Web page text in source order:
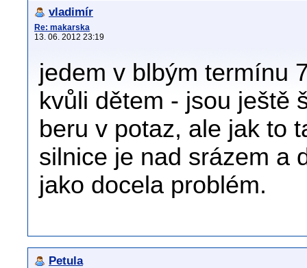
vladimír
Re: makarska
13. 06. 2012 23:19
jedem v blbým termínu
kvůli dětem - jsou ještě
beru v potaz, ale jak to
silnice je nad srázem a
jako docela problém.
Petula